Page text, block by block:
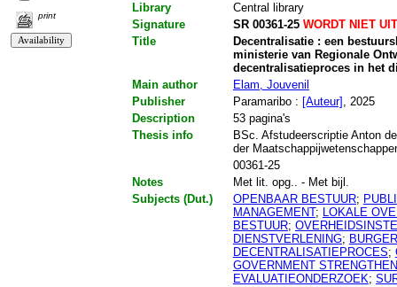
print
Library
Central library
Signature
SR 00361-25WORDT NIET
Title
Decentralisatie : een
ministerie van Regionale
decentralisatieproces in het
Main author
Elam, Jouvenil
Publisher
Paramaribo : [Auteur] , 2025
Description
53 pagina's
Thesis info
BSc. Afstudeerscriptie Anton
der
00361-25
Notes
Met lit. opg.. - Met bijl.
Subjects (Dut.)
OPENBAAR BESTUUR;
MANAGEMENT; LOKALE
BESTUUR;
DIENSTVERLENING;
DECENTRALISATIEPROCES;
GOVERNMENT
EVALUATIEONDERZOEK;